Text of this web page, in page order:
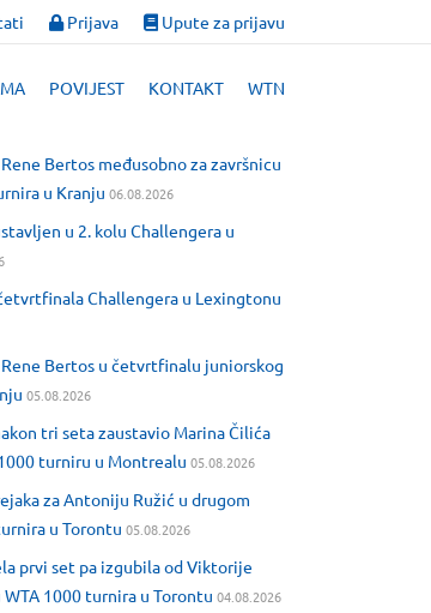
Prijava Upute za prijavu
POVIJEST KONTAKT WTN
Bertos međusobno za završnicu
u Kranju 06.08.2026
u 2. kolu Challengera u
Challengera u Lexingtonu
Bertos u četvrtfinalu juniorskog
05.08.2026
tri seta zaustavio Marina Čilića
turniru u Montrealu 05.08.2026
za Antoniju Ružić u drugom
u Torontu 05.08.2026
prvi set pa izgubila od Viktorije
1000 turnira u Torontu 04.08.2026